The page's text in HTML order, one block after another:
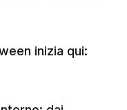
inizia qui: